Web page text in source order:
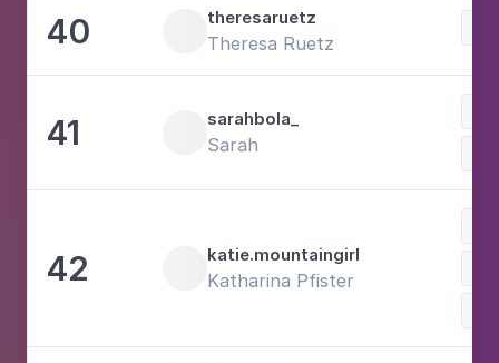
40 theresaruetz
Theresa Ruetz
41 sarahbola_
Sarah
42 katie.mountaingirl
Katharina Pfister